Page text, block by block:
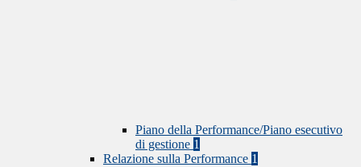
Piano della Performance/Piano esecutivo
di gestione 1
Relazione sulla Performance 1